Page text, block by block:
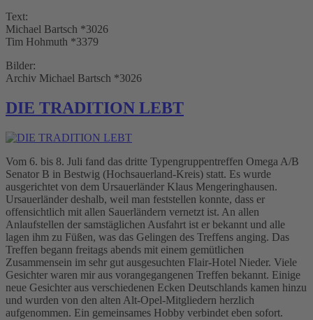
Text:
Michael Bartsch *3026
Tim Hohmuth *3379
Bilder:
Archiv Michael Bartsch *3026
DIE TRADITION LEBT
Vom 6. bis 8. Juli fand das dritte Typengruppentreffen Omega A/B
Senator B in Bestwig (Hochsauerland-Kreis) statt. Es wurde
ausgerichtet von dem Ursauerländer Klaus Mengeringhausen.
Ursauerländer deshalb, weil man feststellen konnte, dass er
offensichtlich mit allen Sauerländern vernetzt ist. An allen
Anlaufstellen der samstäglichen Ausfahrt ist er bekannt und alle
lagen ihm zu Füßen, was das Gelingen des Treffens anging. Das
Treffen begann freitags abends mit einem gemütlichen
Zusammensein im sehr gut ausgesuchten Flair-Hotel Nieder. Viele
Gesichter waren mir aus vorangegangenen Treffen bekannt. Einige
neue Gesichter aus verschiedenen Ecken Deutschlands kamen hinzu
und wurden von den alten Alt-Opel-Mitgliedern herzlich
aufgenommen. Ein gemeinsames Hobby verbindet eben sofort.